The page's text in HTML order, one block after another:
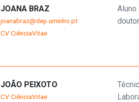
JOANA BRAZ
joanabraz@dep.uminho.pt
CV CiênciaVitae
Aluno
JOÃO PEIXOTO
CV CiênciaVitae